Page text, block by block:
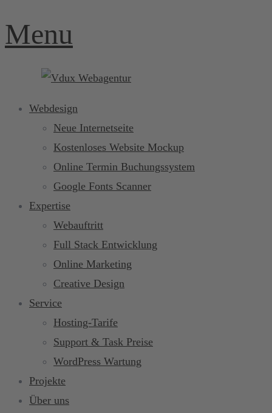
Menu
Webdesign
Neue Internetseite
Kostenloses Website Mockup
Online Termin Buchungssystem
Google Fonts Scanner
Expertise
Webauftritt
Full Stack Entwicklung
Online Marketing
Creative Design
Service
Hosting-Tarife
Support & Task Preise
WordPress Wartung
Projekte
Über uns